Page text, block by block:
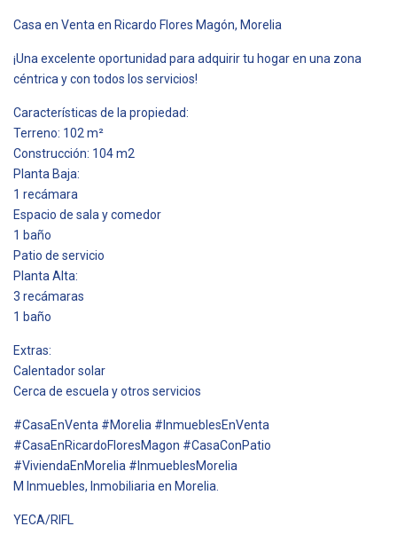
Casa en Venta en Ricardo Flores Magón, Morelia
¡Una excelente oportunidad para adquirir tu hogar en una zona
céntrica y con todos los servicios!
Características de la propiedad:
Terreno: 102 m²
Construcción: 104 m2
Planta Baja:
1 recámara
Espacio de sala y comedor
1 baño
Patio de servicio
Planta Alta:
3 recámaras
1 baño
Extras:
Calentador solar
Cerca de escuela y otros servicios
#CasaEnVenta #Morelia #InmueblesEnVenta
#CasaEnRicardoFloresMagon #CasaConPatio
#ViviendaEnMorelia #InmueblesMorelia
M Inmuebles, Inmobiliaria en Morelia.
YECA/RIFL